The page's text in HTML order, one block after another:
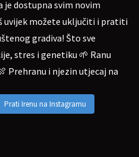
Prati Irenu na Instagramu